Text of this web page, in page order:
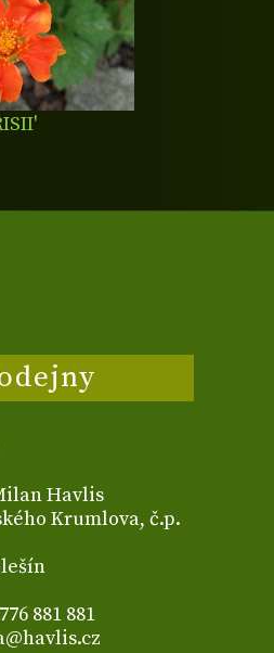
Havlis
Krumlova, č.p.
881 881